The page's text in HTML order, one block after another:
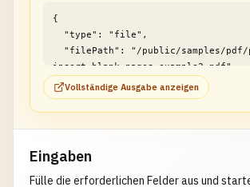
{
insert-blank-pages-example2.pdf"
}
Vollständige Ausgabe anzeigen
Eingaben
Fülle die erforderlichen Felder aus und